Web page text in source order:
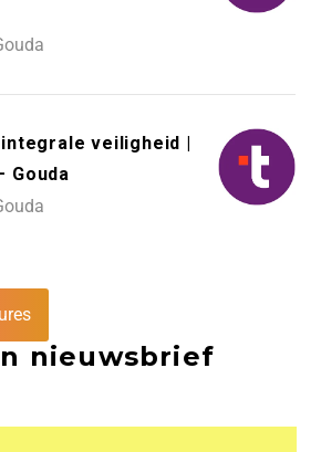
veiligheid |
Gouda
nieuwsbrief